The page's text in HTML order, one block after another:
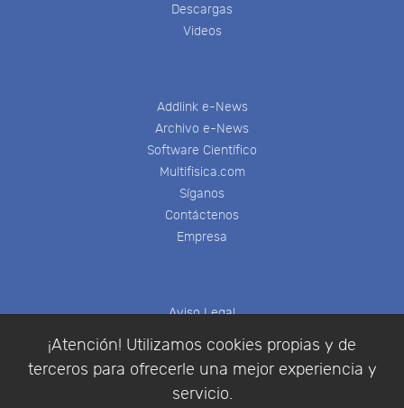
¡Atención! Utilizamos cookies propias y de
terceros para ofrecerle una mejor experiencia y
servicio.
Descargas
Videos
Addlink e-News
Archivo e-News
Software Científico
Multifisica.com
Síganos
Contáctenos
Empresa
Aviso Legal
Condiciones de compra
Identificarse